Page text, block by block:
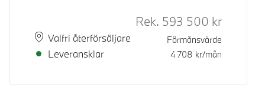
PlatsValfri återförsäljare
Leveranstid
Leveransklar
Rek. ord
Rek. 593 500 kr
Förmånsvärde
4 708 kr/mån